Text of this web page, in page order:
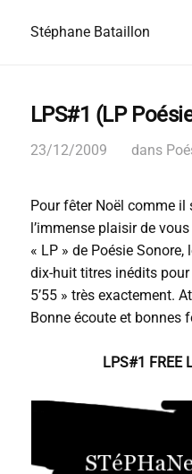
Stéphane Bataillon
LPS#1 (LP
23/12/2009 dans
Pour fêter Noël comme il
l’immense plaisir de
« LP » de Poésie
dix-huit titres inédits pour
5’55 » très exactement.
Bonne écoute et bonnes
LPS#1 FREE